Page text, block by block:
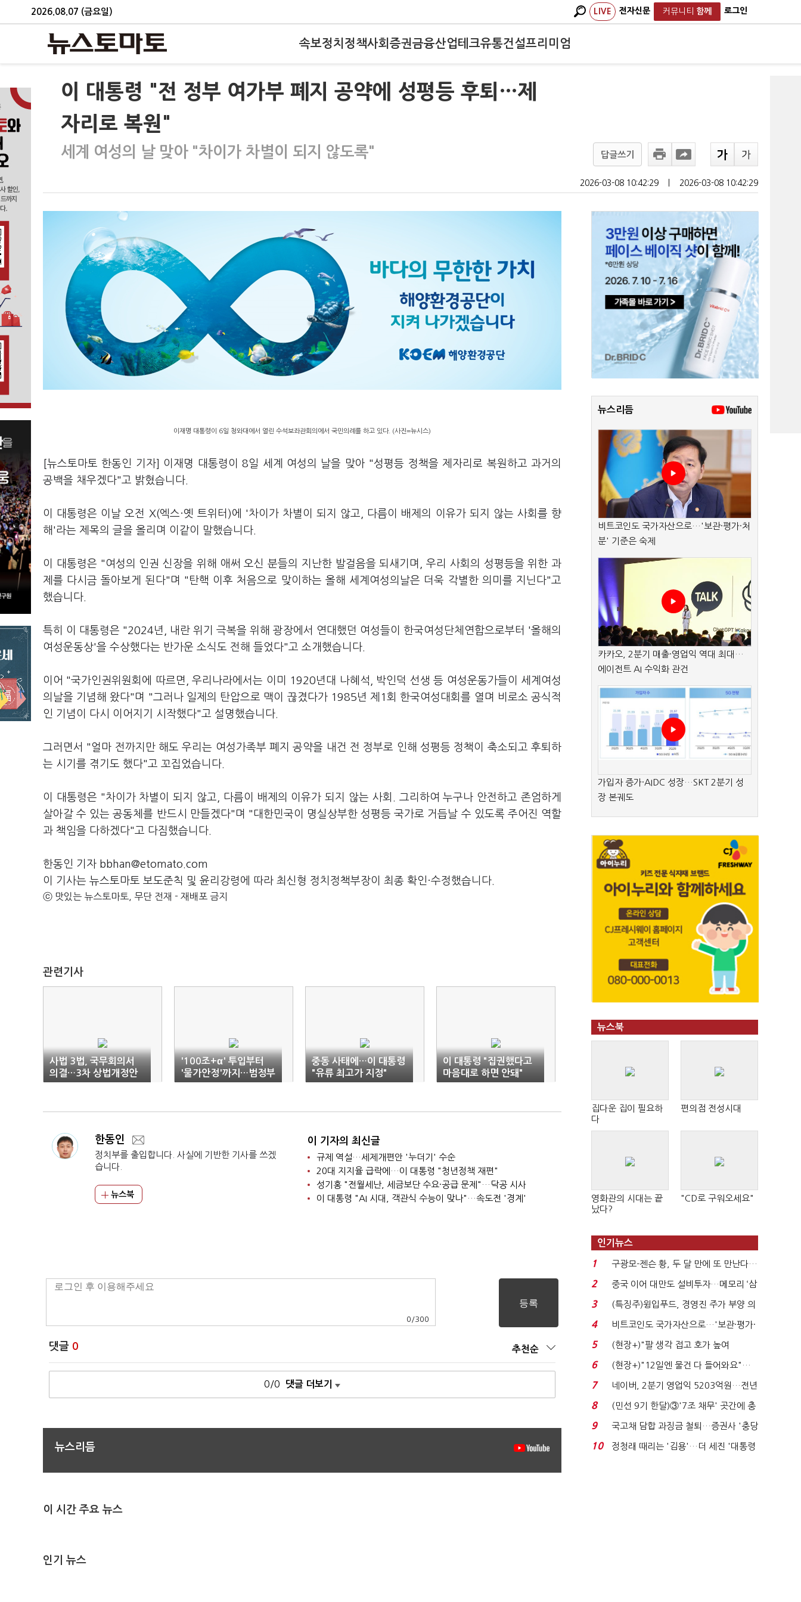
2026.08.07 (금요일) LIVE 전자신문 커뮤니티 함께 로그인
속보정치 정책사회 증권금융산업테크유통건설프리미엄
이 대통령 "전 정부 여가부 폐지 공약에 성평등 후퇴…제
자리로 복원"
세계 여성의 날 맞아 "차이가 차별이 되지 않도록" 답글쓰기
2026-03-08 10:42:29 2026-03-08 10:42:29
이재명 대통령이 6일 청와대에서 열린 수석보좌관회의에서 국민의례를 하고 있다. (사진=뉴시스)
[뉴스토마토 한동인 기자] 이재명 대통령이 8일 세계 여성의 날을 맞아 "성평등 정책을 제자리로 복원하고 과거의
공백을 채우겠다"고 밝혔습니다.
이 대통령은 이날 오전 X(엑스·옛 트위터)에 '차이가 차별이 되지 않고, 다름이 배제의 이유가 되지 않는 사회를 향
해'라는 제목의 글을 올리며 이같이 말했습니다.
이 대통령은 "여성의 인권 신장을 위해 애써 오신 분들의 지난한 발걸음을 되새기며, 우리 사회의 성평등을 위한 과
제를 다시금 돌아보게 된다"며 "탄핵 이후 처음으로 맞이하는 올해 세계여성의날은 더욱 각별한 의미를 지닌다"고
했습니다.
특히 이 대통령은 "2024년, 내란 위기 극복을 위해 광장에서 연대했던 여성들이 한국여성단체연합으로부터 '올해의
여성운동상'을 수상했다는 반가운 소식도 전해 들었다"고 소개했습니다.
이어 "국가인권위원회에 따르면, 우리나라에서는 이미 1920년대 나혜석, 박인덕 선생 등 여성운동가들이 세계여성
의날을 기념해 왔다"며 "그러나 일제의 탄압으로 맥이 끊겼다가 1985년 제1회 한국여성대회를 열며 비로소 공식적
인 기념이 다시 이어지기 시작했다"고 설명했습니다.
그러면서 "얼마 전까지만 해도 우리는 여성가족부 폐지 공약을 내건 전 정부로 인해 성평등 정책이 축소되고 후퇴하
는 시기를 겪기도 했다"고 꼬집었습니다.
이 대통령은 "차이가 차별이 되지 않고, 다름이 배제의 이유가 되지 않는 사회. 그리하여 누구나 안전하고 존엄하게
살아갈 수 있는 공동체를 반드시 만들겠다"며 "대한민국이 명실상부한 성평등 국가로 거듭날 수 있도록 주어진 역할
과 책임을 다하겠다"고 다짐했습니다.
한동인 기자 bbhan@etomato.com
이 기사는 뉴스토마토 보도준칙 및 윤리강령에 따라 최신형 정치정책부장이 최종 확인·수정했습니다.
ⓒ 맛있는 뉴스토마토, 무단 전재 - 재배포 금지
관련기사
사법 3법, 국무회의서
의결…3차 상법개정안
도 통과
'100조+α' 투입부터
'물가안정'까지…범정부
총력전
중동 사태에…이 대통령
"유류 최고가 지정"
이 대통령 "집권했다고
마음대로 하면 안돼"
한동인
정치부를 출입합니다. 사실에 기반한 기사를 쓰겠
습니다.
뉴스북
이 기자의 최신글
규제 역설…세제개편안 '누더기' 수순
20대 지지율 급락에…이 대통령 "청년정책 재편"
성기홍 "전월세난, 세금보단 수요·공급 문제"…닥공 시사
이 대통령 "AI 시대, 객관식 수능이 맞나"…속도전 '경계'
0 /300
댓글 0 추천순
0/0 댓글 더보기
뉴스리듬
이 시간 주요 뉴스
인기 뉴스
뉴스리듬
비트코인도 국가자산으로…'보관·평가·처
분' 기준은 숙제
카카오, 2분기 매출·영업익 역대 최대…
에이전트 AI 수익화 관건
가입자 증가·AIDC 성장…SKT 2분기 성
장 본궤도
뉴스북
집다운 집이 필요하
다
편의점 전성시대
영화관의 시대는 끝
났다?
"CD로 구워오세요"
인기뉴스
1
구광모-젠슨 황, 두 달 만에 또 만난다…
로봇·AI 등 논...
2
중국 이어 대만도 설비투자…메모리 ‘삼
국전쟁’
3
(특징주)윙입푸드, 경영진 주가 부양 의
지에 상한가...
4
비트코인도 국가자산으로…'보관·평가·
처분' 기준은 ...
5
(현장+)"팔 생각 접고 호가 높여
요"…'덜 똘똘한 한 채' 20...
6
(현장+)"12일엔 물건 다 들어와요"…
빈 매대 채우며 문 연 ...
7
네이버, 2분기 영업익 5203억원…전년
비 0.2% 감소...
8
(민선 9기 한달)③'7조 채무' 곳간에 충
격…추미애, 20년...
9
국고채 담합 과징금 철퇴…증권사 '충당
금 폭탄' 우려...
10
정청래 때리는 '김용'…더 세진 '대통령